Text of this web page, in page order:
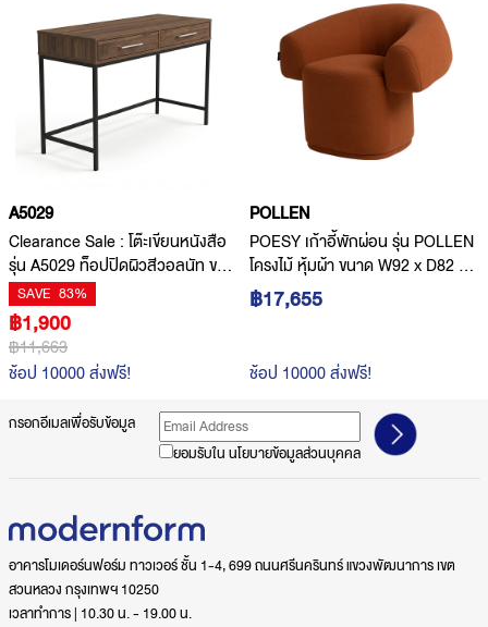
A5029
Clearance Sale : โต๊ะเขียนหนังสือ
รุ่น A5029 ท็อปปิดผิวสีวอลนัท ขา
เหล็กดำ ขนาด W120 x D45 x H76
cm(ไม่มีรับประกัน)
SAVE 83%
฿1,900
฿11,663
ช้อป 10000 ส่งฟรี!
POLLEN
POESY เก้าอี้พักผ่อน รุ่น POLLEN
โครงไม้ หุ้มผ้า ขนาด W92 x D82 x
H75 cm.
฿17,655
ช้อป 10000 ส่งฟรี!
กรอกอีเมลเพื่อรับข้อมูล
ยอมรับในนโยบายข้อมูลส่วนบุคคล
อาคารโมเดอร์นฟอร์ม ทาวเวอร์ ชั้น 1-4, 699 ถนนศรีนครินทร์ แขวงพัฒนาการ เขต
สวนหลวง กรุงเทพฯ 10250
เวลาทำการ | 10.30 น. - 19.00 น.